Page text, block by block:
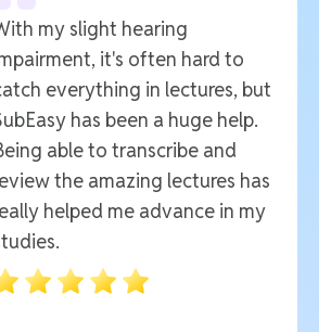
my slight hearing
it's often hard to
everything in lectures, but
has been a huge help.
able to transcribe and
the amazing lectures has
helped me advance in my